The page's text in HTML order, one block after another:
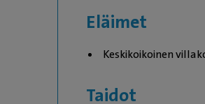
Eläimet
Keskikoikoinen
Taidot